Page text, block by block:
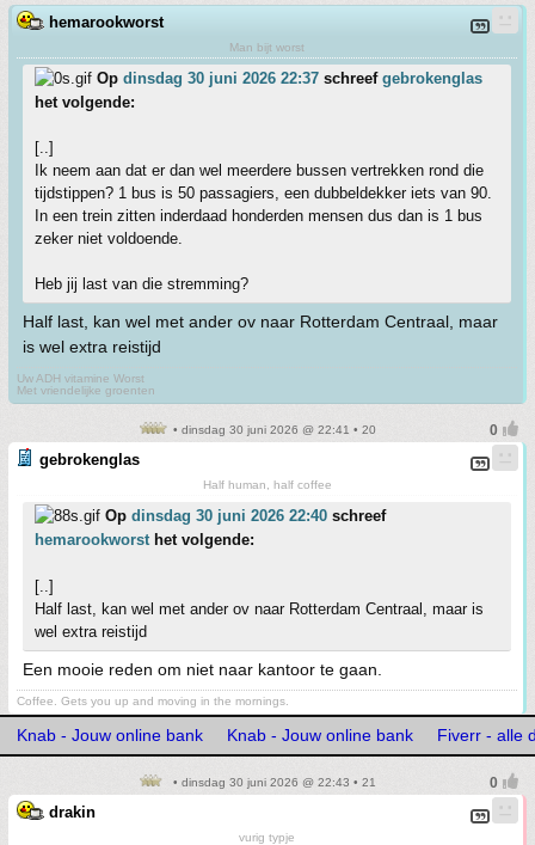
hemarookworst
Man bijt worst
Op dinsdag 30 juni 2026 22:37 schreef gebrokenglas
het volgende:
[..]
Ik neem aan dat er dan wel meerdere bussen vertrekken rond die
tijdstippen? 1 bus is 50 passagiers, een dubbeldekker iets van 90.
In een trein zitten inderdaad honderden mensen dus dan is 1 bus
zeker niet voldoende.
Heb jij last van die stremming?
Half last, kan wel met ander ov naar Rotterdam Centraal, maar
is wel extra reistijd
Uw ADH vitamine Worst
Met vriendelijke groenten
• dinsdag 30 juni 2026 @ 22:41 • 20
gebrokenglas
Half human, half coffee
Op dinsdag 30 juni 2026 22:40 schreef
hemarookworst het volgende:
[..]
Half last, kan wel met ander ov naar Rotterdam Centraal, maar is
wel extra reistijd
Een mooie reden om niet naar kantoor te gaan.
Coffee. Gets you up and moving in the mornings.
Knab - Jouw online bank Knab - Jouw online bank Fiverr - alle
• dinsdag 30 juni 2026 @ 22:43 • 21
drakin
vurig typje